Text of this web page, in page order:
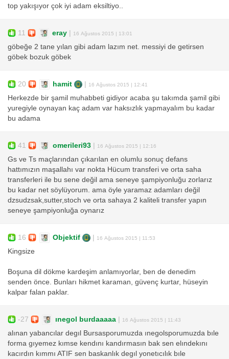
top yakışıyor çok iyi adam eksiltiyo..
11 eray | 16 Ağustos 2015 | 13:01
göbeğe 2 tane yılan gibi adam lazım net. messiyi de getirsen
göbek bozuk göbek
20 hamit | 16 Ağustos 2015 | 12:41
Herkezde bir şamil muhabbeti gidiyor acaba şu takımda şamil gibi
yuregiyle oynayan kaç adam var haksızlık yapmayalım bu kadar
bu adama
41 omerileri93 | 16 Ağustos 2015 | 12:16
Gs ve Ts maçlarından çıkarılan en olumlu sonuç defans
hattımızın maşallahı var nokta Hücum transferi ve orta saha
transferleri ile bu sene değil ama seneye şampiyonluğu zorlarız
bu kadar net söylüyorum. ama öyle yaramaz adamları değil
dzsudzsak,sutter,stoch ve orta sahaya 2 kaliteli transfer yapın
seneye şampiyonluğa oynarız
16 Objektif | 16 Ağustos 2015 | 11:53
Kingsize
Boşuna dil dökme kardeşim anlamıyorlar, ben de denedim
senden önce. Bunları hikmet karaman, güvenç kurtar, hüseyin
kalpar falan paklar.
-27 ınegol burdaaaaa | 16 Ağustos 2015 | 11:43
alınan yabancılar degıl Bursasporumuzda ınegolsporumuzda bıle
forma gıyemez kımse kendını kandırmasın bak sen elındekını
kacırdın kımmı ATIF sen baskanlık degıl yonetıcılık bıle